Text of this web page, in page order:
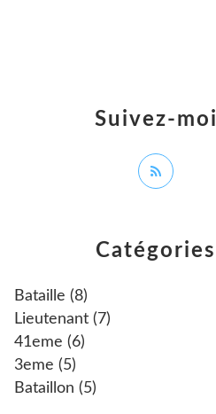
Catégories
Bataille (8)
Lieutenant (7)
41eme (6)
3eme (5)
Bataillon (5)
Suivez-moi